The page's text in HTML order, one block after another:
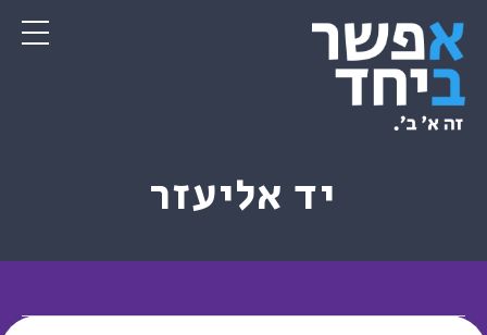
יד אליעזר